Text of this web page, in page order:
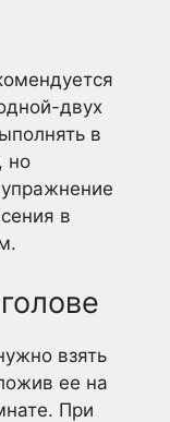
двух
в
но
в
взять
ее на
При